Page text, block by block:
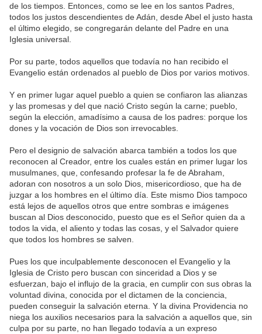
de los tiempos. Entonces, como se lee en los santos Padres,
todos los justos descendientes de Adán, desde Abel el justo hasta
el último elegido, se congregarán delante del Padre en una
Iglesia universal.
Por su parte, todos aquellos que todavía no han recibido el
Evangelio están ordenados al pueblo de Dios por varios motivos.
Y en primer lugar aquel pueblo a quien se confiaron las alianzas
y las promesas y del que nació Cristo según la carne; pueblo,
según la elección, amadísimo a causa de los padres: porque los
dones y la vocación de Dios son irrevocables.
Pero el designio de salvación abarca también a todos los que
reconocen al Creador, entre los cuales están en primer lugar los
musulmanes, que, confesando profesar la fe de Abraham,
adoran con nosotros a un solo Dios, misericordioso, que ha de
juzgar a los hombres en el último día. Este mismo Dios tampoco
está lejos de aquellos otros que entre sombras e imágenes
buscan al Dios desconocido, puesto que es el Señor quien da a
todos la vida, el aliento y todas las cosas, y el Salvador quiere
que todos los hombres se salven.
Pues los que inculpablemente desconocen el Evangelio y la
Iglesia de Cristo pero buscan con sinceridad a Dios y se
esfuerzan, bajo el influjo de la gracia, en cumplir con sus obras la
voluntad divina, conocida por el dictamen de la conciencia,
pueden conseguir la salvación eterna. Y la divina Providencia no
niega los auxilios necesarios para la salvación a aquellos que, sin
culpa por su parte, no han llegado todavía a un expreso